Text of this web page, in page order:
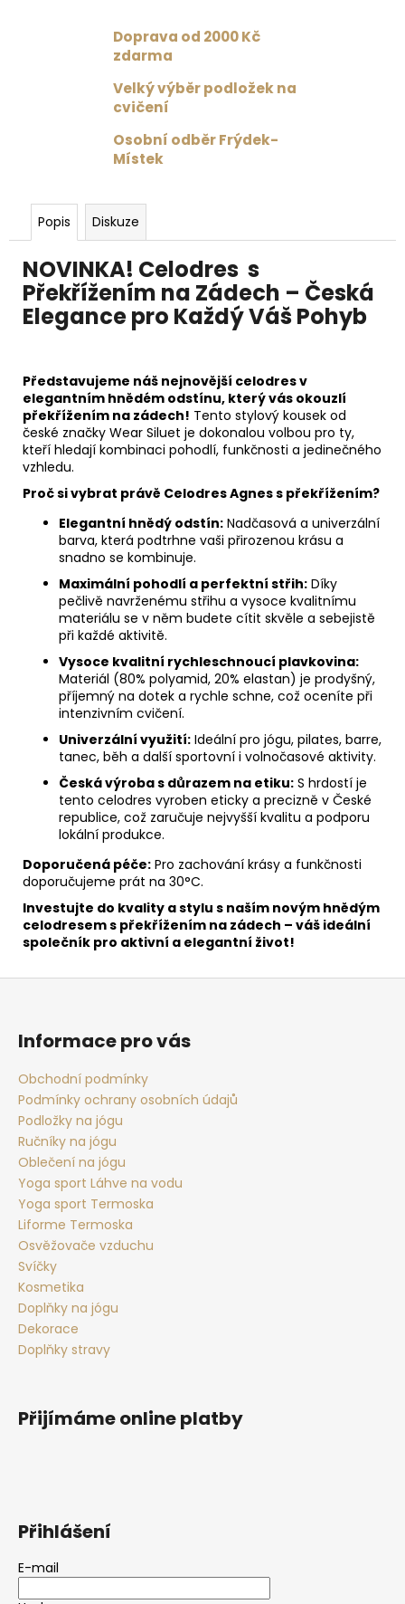
Doprava od 2000 Kč
zdarma
Velký výběr podložek na
cvičení
Osobní odběr Frýdek-
Místek
Popis Diskuze
NOVINKA! Celodres s
Překřížením na Zádech – Česká
Elegance pro Každý Váš Pohyb
Představujeme náš nejnovější celodres v
elegantním hnědém odstínu, který vás okouzlí
překřížením na zádech! Tento stylový kousek od
české značky Wear Siluet je dokonalou volbou pro ty,
kteří hledají kombinaci pohodlí, funkčnosti a jedinečného
vzhledu.
Proč si vybrat právě Celodres Agnes s překřížením?
Elegantní hnědý odstín: Nadčasová a univerzální
barva, která podtrhne vaši přirozenou krásu a
snadno se kombinuje.
Maximální pohodlí a perfektní střih: Díky
pečlivě navrženému střihu a vysoce kvalitnímu
materiálu se v něm budete cítit skvěle a sebejistě
při každé aktivitě.
Vysoce kvalitní rychleschnoucí plavkovina:
Materiál (80% polyamid, 20% elastan) je prodyšný,
příjemný na dotek a rychle schne, což oceníte při
intenzivním cvičení.
Univerzální využití: Ideální pro jógu, pilates, barre,
tanec, běh a další sportovní i volnočasové aktivity.
Česká výroba s důrazem na etiku: S hrdostí je
tento celodres vyroben eticky a precizně v České
republice, což zaručuje nejvyšší kvalitu a podporu
lokální produkce.
Doporučená péče: Pro zachování krásy a funkčnosti
doporučujeme prát na 30°C.
Investujte do kvality a stylu s naším novým hnědým
celodresem s překřížením na zádech – váš ideální
společník pro aktivní a elegantní život!
Informace pro vás
Obchodní podmínky
Podmínky ochrany osobních údajů
Podložky na jógu
Ručníky na jógu
Oblečení na jógu
Yoga sport Láhve na vodu
Yoga sport Termoska
Liforme Termoska
Osvěžovače vzduchu
Svíčky
Kosmetika
Doplňky na jógu
Dekorace
Doplňky stravy
Přijímáme online platby
Přihlášení
E-mail